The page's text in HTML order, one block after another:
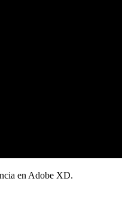
en Adobe XD.